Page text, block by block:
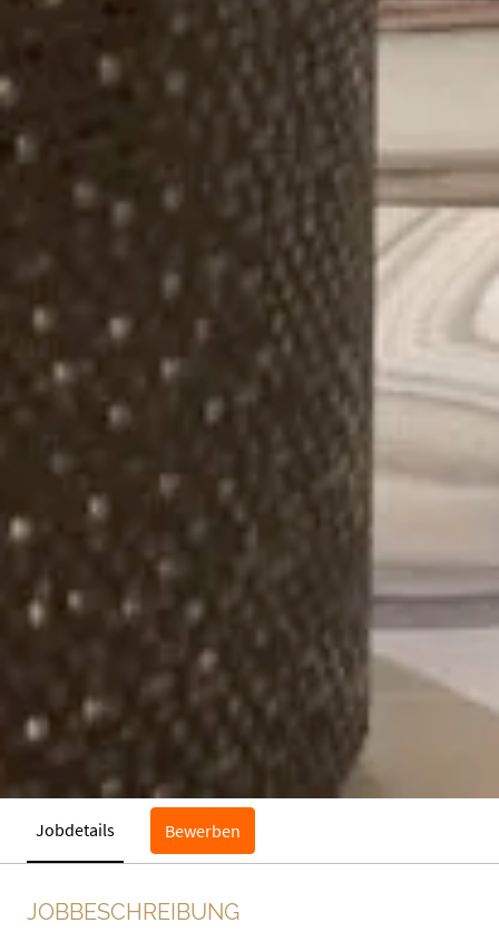
Jobdetails Bewerben
JOBBESCHREIBUNG